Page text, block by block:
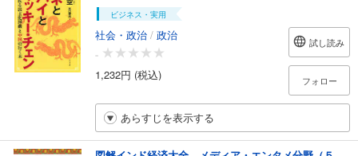
ビジネス・実用
社会・政治 / 政治
-
1,232円 (税込)
試し読み
フォロー
あらすじを表示する